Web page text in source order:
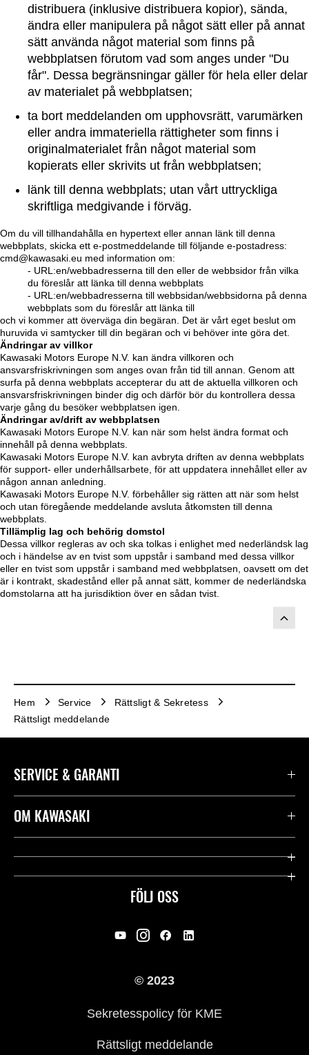
distribuera (inklusive distribuera kopior), sända,
ändra eller manipulera på något sätt eller på annat
sätt använda något material som finns på
webbplatsen förutom vad som anges under "Du
får". Dessa begränsningar gäller för hela eller delar
av materialet på webbplatsen;
ta bort meddelanden om upphovsrätt, varumärken
eller andra immateriella rättigheter som finns i
originalmaterialet från något material som
kopierats eller skrivits ut från webbplatsen;
länk till denna webbplats; utan vårt uttryckliga
skriftliga medgivande i förväg.
Om du vill tillhandahålla en hypertext eller annan länk till denna
webbplats, skicka ett e-postmeddelande till följande e-postadress:
cmd@kawasaki.eu med information om:
- URL:en/webbadresserna till den eller de webbsidor från vilka
du föreslår att länka till denna webbplats
- URL:en/webbadresserna till webbsidan/webbsidorna på denna
webbplats som du föreslår att länka till
och vi kommer att överväga din begäran. Det är vårt eget beslut om
huruvida vi samtycker till din begäran och vi behöver inte göra det.
Ändringar av villkor
Kawasaki Motors Europe N.V. kan ändra villkoren och
ansvarsfriskrivningen som anges ovan från tid till annan. Genom att
surfa på denna webbplats accepterar du att de aktuella villkoren och
ansvarsfriskrivningen binder dig och därför bör du kontrollera dessa
varje gång du besöker webbplatsen igen.
Ändringar av/drift av webbplatsen
Kawasaki Motors Europe N.V. kan när som helst ändra format och
innehåll på denna webbplats.
Kawasaki Motors Europe N.V. kan avbryta driften av denna webbplats
för support- eller underhållsarbete, för att uppdatera innehållet eller av
någon annan anledning.
Kawasaki Motors Europe N.V. förbehåller sig rätten att när som helst
och utan föregående meddelande avsluta åtkomsten till denna
webbplats.
Tillämplig lag och behörig domstol
Dessa villkor regleras av och ska tolkas i enlighet med nederländsk lag
och i händelse av en tvist som uppstår i samband med dessa villkor
eller en tvist som uppstår i samband med webbplatsen, oavsett om det
är i kontrakt, skadestånd eller på annat sätt, kommer de nederländska
domstolarna att ha jurisdiktion över en sådan tvist.
Hem Service
Rättsligt & Sekretess
Rättsligt meddelande
FÖLJ OSS
SERVICE & GARANTI
Kontakta oss
Användbara länkar
Rättsligt & Sekretess
OM KAWASAKI
Företag
© 2023
Sekretesspolicy för KME
Rättsligt meddelande